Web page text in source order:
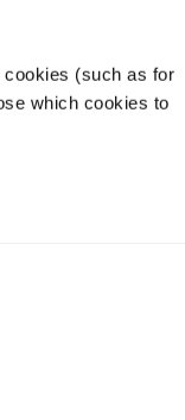
(such as for
which cookies to